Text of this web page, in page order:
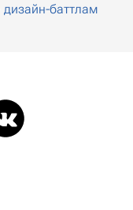
дизайн-баттлам